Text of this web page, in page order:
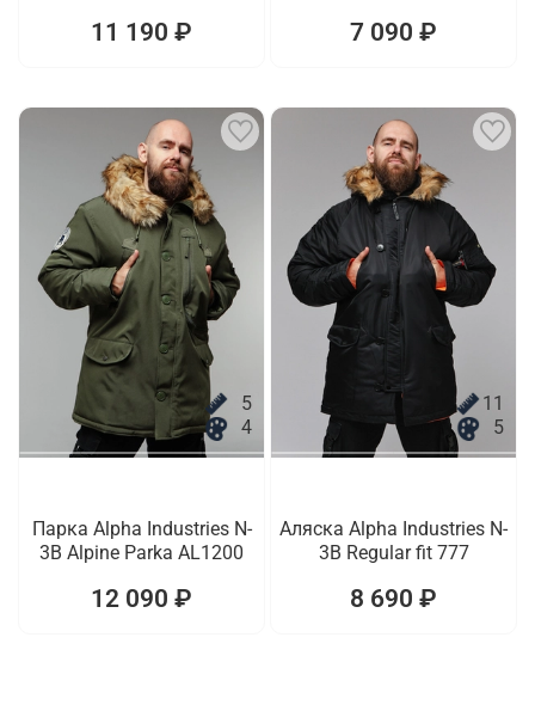
11 190 ₽ 7 090 ₽
5
4
Парка Alpha Industries N-
3B Alpine Parka AL1200
12 090 ₽
11
5
Аляска Alpha Industries N-
3B Regular fit 777
8 690 ₽